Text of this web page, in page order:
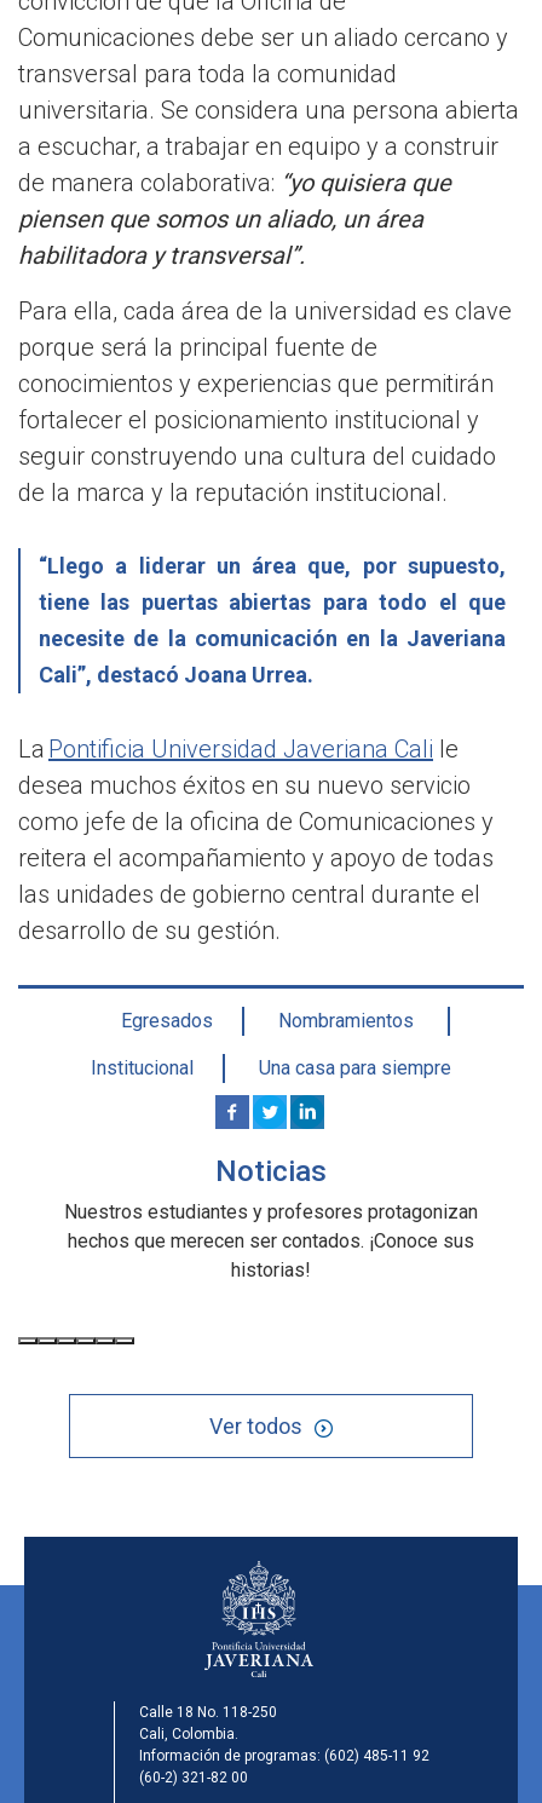
Comunicaciones debe ser un aliado cercano y
transversal para toda la comunidad
universitaria. Se considera una persona abierta
a escuchar, a trabajar en equipo y a construir
de manera colaborativa: “yo quisiera que
piensen que somos un aliado, un área
habilitadora y transversal”.
Para ella, cada área de la universidad es clave
porque será la principal fuente de
conocimientos y experiencias que permitirán
fortalecer el posicionamiento institucional y
seguir construyendo una cultura del cuidado
de la marca y la reputación institucional.
“Llego a liderar un área que, por supuesto,
tiene las puertas abiertas para todo el que
necesite de la comunicación en la Javeriana
Cali”, destacó Joana Urrea.
La Pontificia Universidad Javeriana Cali le
desea muchos éxitos en su nuevo servicio
como jefe de la oficina de Comunicaciones y
reitera el acompañamiento y apoyo de todas
las unidades de gobierno central durante el
desarrollo de su gestión.
Egresados Nombramientos
Institucional Una casa para siempre
Noticias
Nuestros estudiantes y profesores protagonizan
hechos que merecen ser contados. ¡Conoce sus
historias!
Ver todos
Calle 18 No. 118-250
Cali, Colombia.
Información de programas: (602) 485-11 92
(60-2) 321-82 00